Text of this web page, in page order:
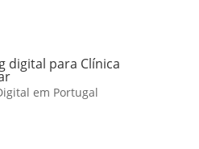
digital para Clínica
em Portugal